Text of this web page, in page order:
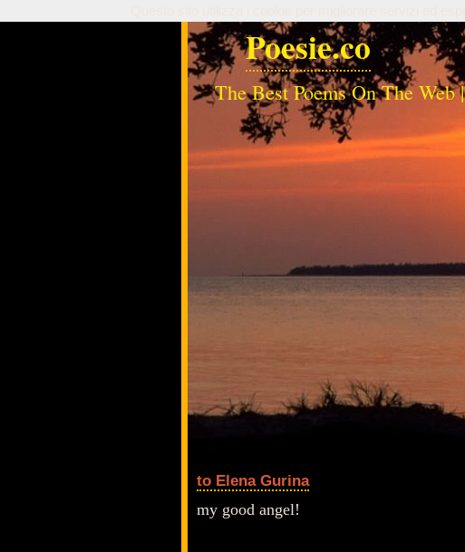
Poesie.co
The Best Poems On The Web |
to Elena Gurina
my good angel!